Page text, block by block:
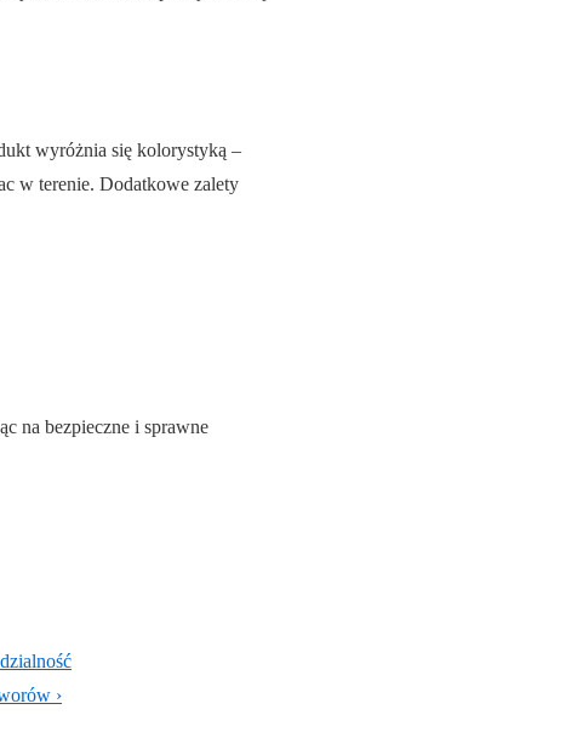
wyróżnia się kolorystyką –
w terenie. Dodatkowe zalety
na bezpieczne i sprawne
›